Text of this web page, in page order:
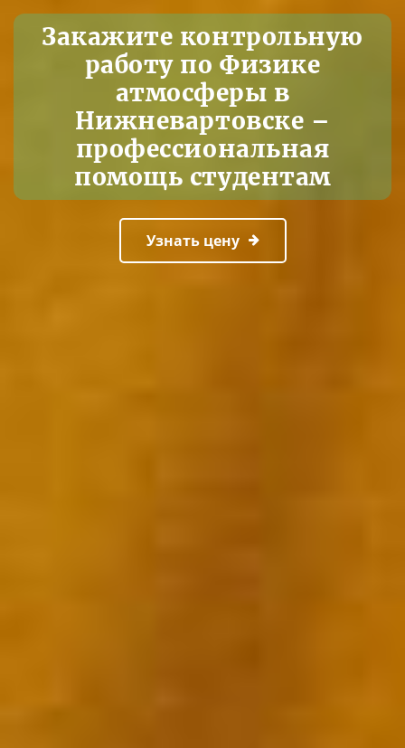
Закажите контрольную
работу по Физике
атмосферы в
Нижневартовске –
профессиональная
помощь студентам
Узнать цену